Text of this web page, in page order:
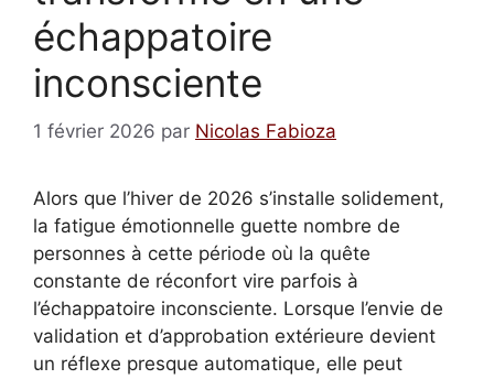
échappatoire
inconsciente
1 février 2026 par Nicolas Fabioza
Alors que l’hiver de 2026 s’installe solidement,
la fatigue émotionnelle guette nombre de
personnes à cette période où la quête
constante de réconfort vire parfois à
l’échappatoire inconsciente. Lorsque l’envie de
validation et d’approbation extérieure devient
un réflexe presque automatique, elle peut